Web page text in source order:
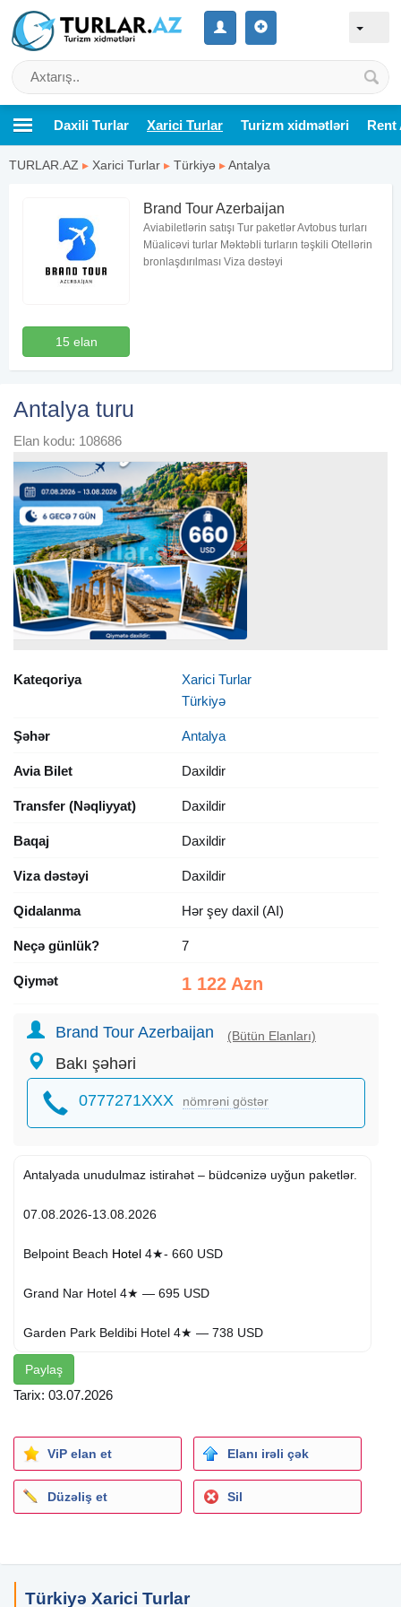
Daxili Turlar Xarici Turlar Turizm xidmətləri Rent
TURLAR.AZ ▸ Xarici Turlar ▸ Türkiyə ▸Antalya
15 elan
Brand Tour Azerbaijan
Aviabiletlərin satışı Tur paketlər Avtobus turları
Müalicəvi turlar Məktəbli turların təşkili Otellərin
bronlaşdırılması Viza dəstəyi
Antalya turu
Elan kodu: 108686
Kateqoriya
Xarici Turlar
Türkiyə
Şəhər Antalya
Avia Bilet Daxildir
Transfer (Nəqliyyat) Daxildir
Baqaj Daxildir
Viza dəstəyi Daxildir
Qidalanma Hər şey daxil (AI)
Neçə günlük? 7
Qiymət 1 122 Azn
Brand Tour Azerbaijan (Bütün Elanları)
Bakı şəhəri
0777271XXX nömrəni göstər
Antalyada unudulmaz istirahət – büdcənizə uyğun paketlər.
07.08.2026-13.08.2026
Belpoint Beach Hotel 4★- 660 USD
Grand Nar Hotel 4★ — 695 USD
Garden Park Beldibi Hotel 4★ — 738 USD
Ares Dream Hotel 4★ — 752 USD
Hedef Resort Hotel 5★ — 720 USD
First Class Hotel 5★ — 817 USD
Qiymətə daxildir:
Paylaş
Tarix: 03.07.2026
ViP elan et Elanı irəli çək
Düzəliş et Sil
Türkiyə Xarici Turlar